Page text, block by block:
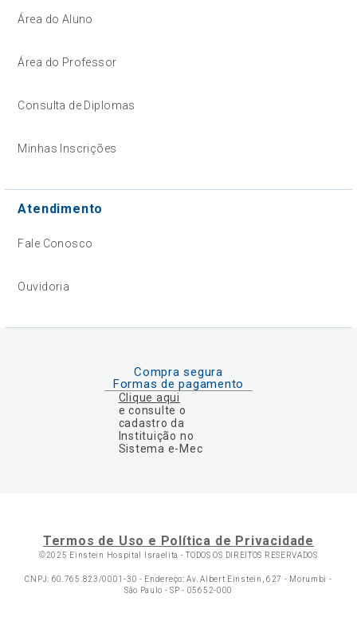
Área do Aluno
Área do Professor
Consulta de Diplomas
Minhas Inscrições
Atendimento
Fale Conosco
Ouvidoria
Compra segura
Formas de pagamento
Clique aqui
e consulte o
cadastro da
Instituição no
Sistema e-Mec
Termos de Uso e Política de Privacidade
©2025 Einstein Hospital Israelita -TODOS OS DIREITOS RESERVADOS
CNPJ: 60.765.823/0001-30 - Endereço: Av. Albert Einstein, 627 - Morumbi -
São Paulo - SP - 05652-000